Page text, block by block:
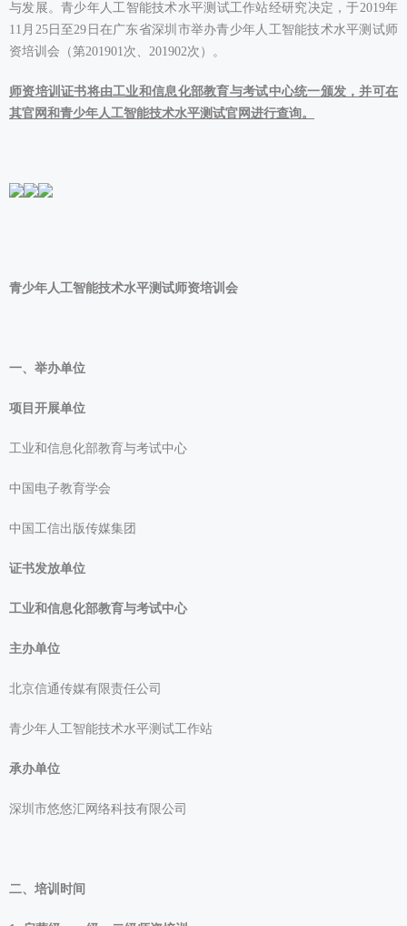
与发展。青少年人工智能技术水平测试工作站经研究决定，于2019年
11月25日至29日在广东省深圳市举办青少年人工智能技术水平测试师
资培训会（第201901次、201902次）。
师资培训证书将由工业和信息化部教育与考试中心统一颁发，并可在
其官网和青少年人工智能技术水平测试官网进行查询。
青少年人工智能技术水平测试师资培训会
一、举办单位
项目开展单位
工业和信息化部教育与考试中心
中国电子教育学会
中国工信出版传媒集团
证书发放单位
工业和信息化部教育与考试中心
主办单位
北京信通传媒有限责任公司
青少年人工智能技术水平测试工作站
承办单位
深圳市悠悠汇网络科技有限公司
二、培训时间